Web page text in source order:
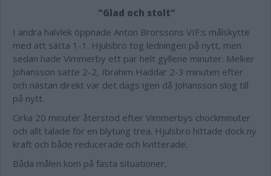
"Glad och stolt"
I andra halvlek öppnade Anton Brorssons VIF:s målskytte
med att sätta 1-1. Hjulsbro tog ledningen på nytt, men
sedan hade Vimmerby ett par helt gyllene minuter. Melker
Johansson satte 2-2, Ibrahim Haddar 2-3 minuten efter
och nästan direkt var det dags igen då Johansson slog till
på nytt.
Cirka 20 minuter återstod efter Vimmerbys chockminuter
och allt talade för en blytung trea. Hjulsbro hittade dock ny
kraft och både reducerade och kvitterade.
Båda målen kom på fasta situationer.